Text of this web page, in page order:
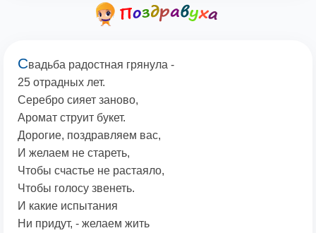
Свадьба радостная грянула -
25 отрадных лет.
Серебро сияет заново,
Аромат струит букет.
Дорогие, поздравляем вас,
И желаем не стареть,
Чтобы счастье не растаяло,
Чтобы голосу звенеть.
И какие испытания
Ни придут, - желаем жить